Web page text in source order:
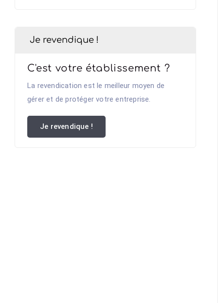
Je revendique !
C'est votre établissement ?
La revendication est le meilleur moyen de
gérer et de protéger votre entreprise.
Je revendique !